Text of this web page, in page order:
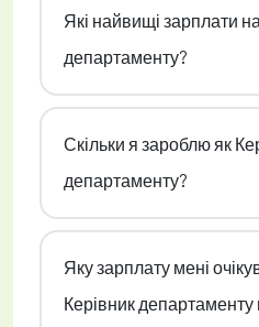
Які найвищі зарплати
департаменту?
Скільки я зароблю як
департаменту?
Яку зарплату мені
Керівник департаменту